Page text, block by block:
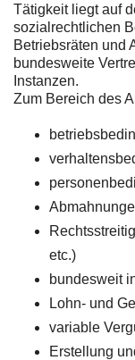
Tätigkeit liegt auf
sozialrechtlichen
Betriebsräten und
bundesweite
Instanzen.
Zum Bereich des
etc.)
bundesweit
Lohn- und
variable
Erstellung